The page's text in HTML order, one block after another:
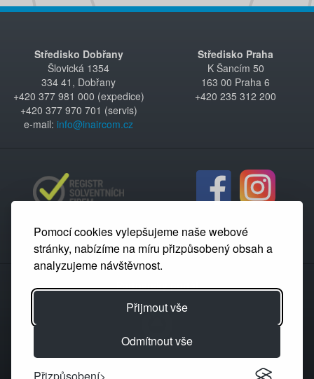
Pomocí cookies vylepšujeme naše webové
stránky, nabízíme na míru přizpůsobený obsah a
analyzujeme návštěvnost.
Přijmout vše
Odmítnout vše
Středisko Dobřany
Šlovická 1354
334 41, Dobřany
+420 377 981 000 (expedice)
+420 377 970 701 (servis)
e-mail: info@inaircom.cz
Středisko Praha
K Šancím 50
163 00 Praha 6
+420 235 312 200
Partnerský portál